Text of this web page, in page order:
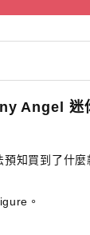
Angel 迷
知買到了什麼
。